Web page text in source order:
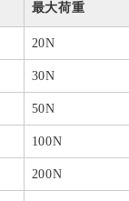
最大荷重
20N
30N
50N
100N
200N